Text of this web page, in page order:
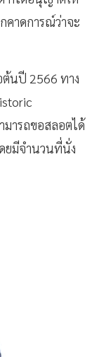
คาดการณ์ว่าจะ
นปี 2566 ทาง
ารถขอสลอตได้
ยมีจำนวนที่นั่ง